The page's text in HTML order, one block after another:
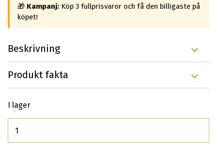
🎁 Kampanj: Köp 3 fullprisvaror och få den billigaste på
köpet!
Beskrivning
Produkt fakta
I lager